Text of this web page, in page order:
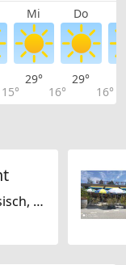
Mi Do
15°
29°
16°
29°
16°
Schweizerisch, Französisch, Italienisch